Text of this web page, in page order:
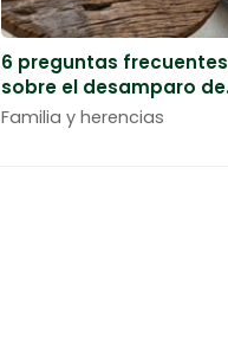
6 preguntas frecuentes
sobre el desamparo de
menores
Familia y herencias